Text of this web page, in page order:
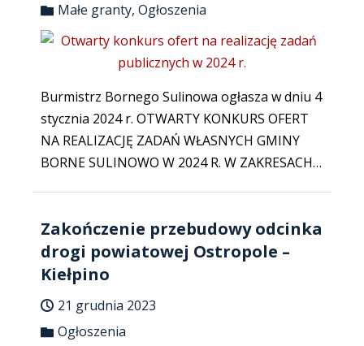
Małe granty, Ogłoszenia
Burmistrz Bornego Sulinowa ogłasza w dniu 4
stycznia 2024 r. OTWARTY KONKURS OFERT
NA REALIZACJĘ ZADAŃ WŁASNYCH GMINY
BORNE SULINOWO W 2024 R. W ZAKRESACH…
Zakończenie przebudowy odcinka
drogi powiatowej Ostropole –
Kiełpino
21 grudnia 2023
Ogłoszenia